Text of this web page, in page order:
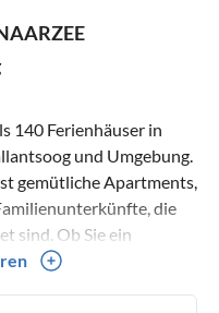
140 Ferienhäuser in
und Umgebung.
gemütliche Apartments,
die
sind. Ob Sie ein
oder eine